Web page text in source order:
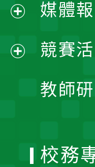
媒體
競賽
教師
開
校務